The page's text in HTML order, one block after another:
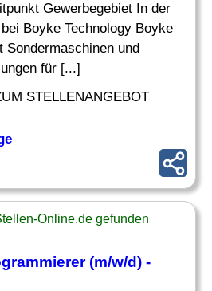
Gewerbegebiet In der
Boyke Technology Boyke
Sondermaschinen und
für [...]
STELLENANGEBOT
Online.de gefunden
(m/w/d) -